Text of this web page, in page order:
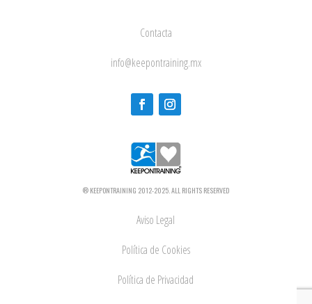
Contacta
info@keepontraining.mx
® KEEPONTRAINING 2012-2025. ALL RIGHTS RESERVED
Aviso Legal
Política de Cookies
Política de Privacidad